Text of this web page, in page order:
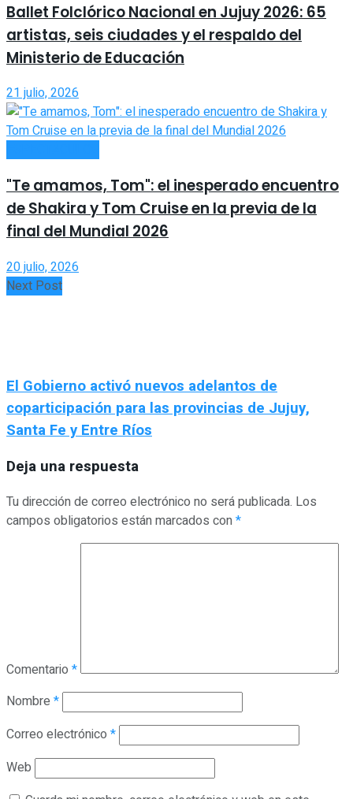
Ballet Folclórico Nacional en Jujuy 2026: 65
artistas, seis ciudades y el respaldo del
Ministerio de Educación
21 julio, 2026
"Te amamos, Tom": el inesperado encuentro
de Shakira y Tom Cruise en la previa de la
final del Mundial 2026
20 julio, 2026
Next Post
El Gobierno activó nuevos adelantos de
coparticipación para las provincias de Jujuy,
Santa Fe y Entre Ríos
Deja una respuesta
Tu dirección de correo electrónico no será publicada. Los
campos obligatorios están marcados con*
Comentario *
Nombre *
Correo electrónico *
Web